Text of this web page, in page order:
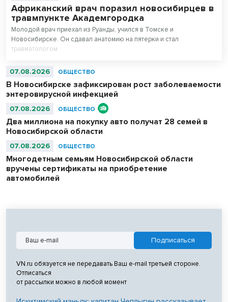
Африканский врач поразил новосибирцев в
травмпункте Академгородка
Молодой врач приехал из Руанды, учился в Томске и
Новосибирске. Он сдавал анатомию на пятерки и стал
травматологом.
07.08.2026 ОБЩЕСТВО
В Новосибирске зафиксирован рост заболеваемости
энтеровирусной инфекцией
07.08.2026 ОБЩЕСТВО
Два миллиона на покупку авто получат 28 семей в
Новосибирской области
07.08.2026 ОБЩЕСТВО
Многодетным семьям Новосибирской области
вручены сертификаты на приобретение
автомобилей
VN.ru обязуется не передавать Ваш e-mail третьей стороне.
Отписаться
от рассылки можно в любой момент